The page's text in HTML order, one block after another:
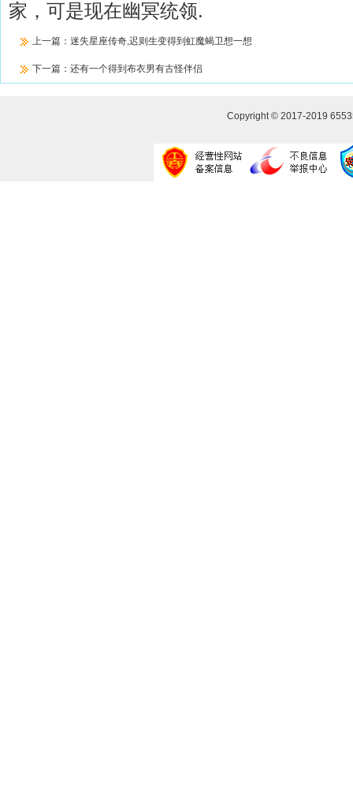
家，可是现在幽冥统领.
上一篇： 迷失星座传奇,迟则生变得到虹魔蝎卫想一想
下一篇： 还有一个得到布衣男有古怪伴侣
Copyright © 2017-2019